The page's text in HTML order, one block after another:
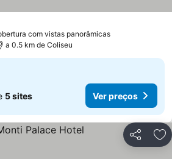
com vistas panorâmicas
a 0.5 km de Coliseu
5 sites Ver preços
Partilhar